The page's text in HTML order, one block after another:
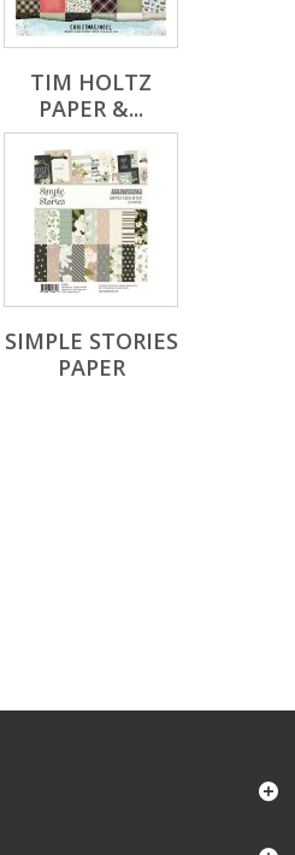
TIM HOLTZ
PAPER &...
SIMPLE STORIES
PAPER